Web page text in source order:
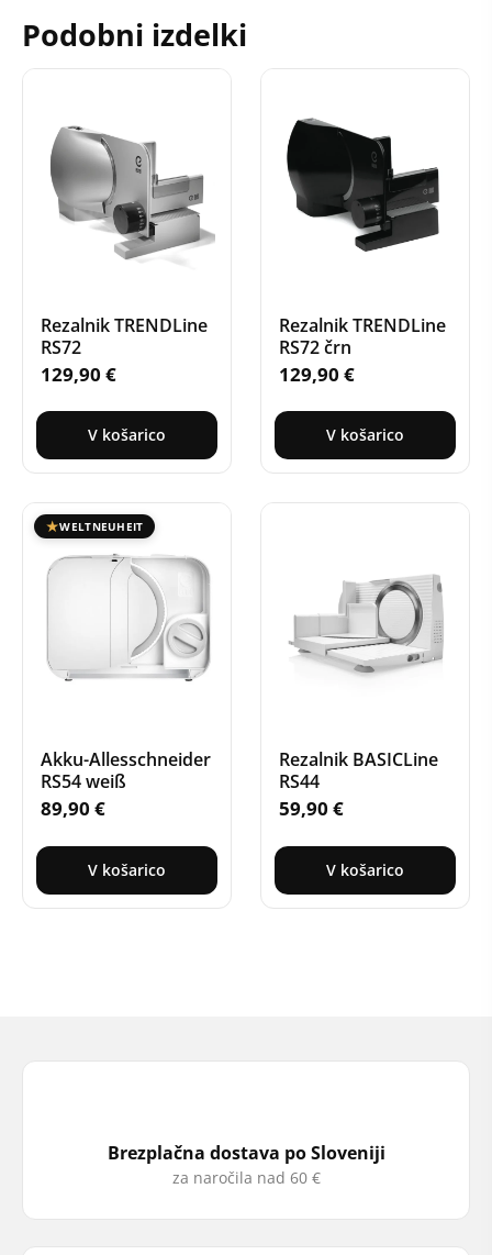
Podobni izdelki
Rezalnik TRENDLine
RS72
129,90 €
V košarico
Rezalnik TRENDLine
RS72 črn
129,90 €
V košarico
WELTNEUHEIT
Akku-Allesschneider
RS54 weiß
89,90 €
V košarico
Rezalnik BASICLine
RS44
59,90 €
V košarico
Brezplačna dostava po Sloveniji
za naročila nad 60 €